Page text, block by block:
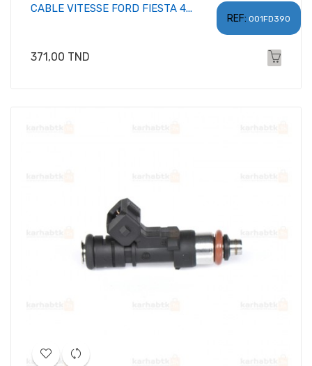
REF: 001FD390
CABLE VITESSE FORD FIESTA 4...
Prix
371,00 TND